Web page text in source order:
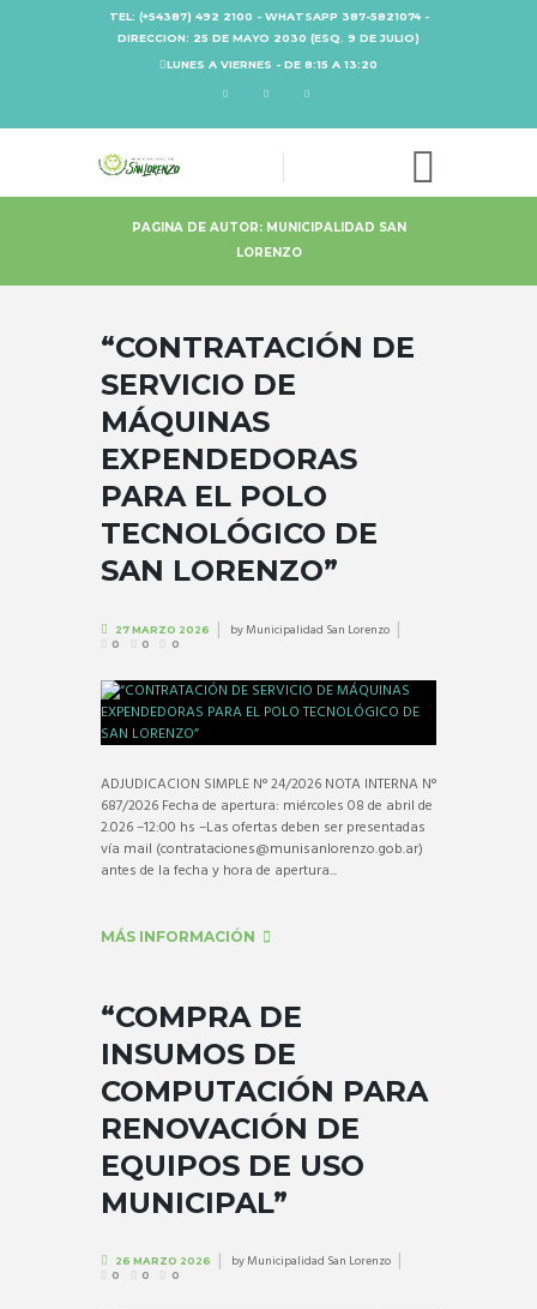
TEL: (+54387) 492 2100 - WHATSAPP 387-5821074 -
DIRECCION: 25 DE MAYO 2030 (ESQ. 9 DE JULIO)
LUNES A VIERNES - DE 8:15 A 13:20
PAGINA DE AUTOR: MUNICIPALIDAD SAN
LORENZO
“CONTRATACIÓN DE
SERVICIO DE
MÁQUINAS
EXPENDEDORAS
PARA EL POLO
TECNOLÓGICO DE
SAN LORENZO”
27 MARZO 2026 byMunicipalidad San Lorenzo
0 0 0
ADJUDICACION SIMPLE N° 24/2026 NOTA INTERNA N°
687/2026 Fecha de apertura: miércoles 08 de abril de
2.026 –12:00 hs –Las ofertas deben ser presentadas
vía mail (contrataciones@munisanlorenzo.gob.ar)
antes de la fecha y hora de apertura...
MÁS INFORMACIÓN
“COMPRA DE
INSUMOS DE
COMPUTACIÓN PARA
RENOVACIÓN DE
EQUIPOS DE USO
MUNICIPAL”
26 MARZO 2026 byMunicipalidad San Lorenzo
0 0 0